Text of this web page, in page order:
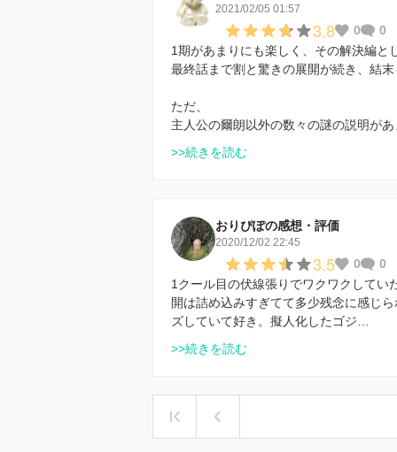
2021/02/05 01:57
3.8 0
0
1期があまりにも楽しく、その解決編と
最終話まで割と驚きの展開が続き、結末
ただ、
主人公の爾朗以外の数々の謎の説明が
>>続きを読む
おりぴぽの感想・評価
2020/12/02 22:45
3.5 0
0
1クール目の伏線張りでワクワクしてい
開は詰め込みすぎてて多少残念に感じ
ズしていて好き。擬人化したゴジ…
>>続きを読む